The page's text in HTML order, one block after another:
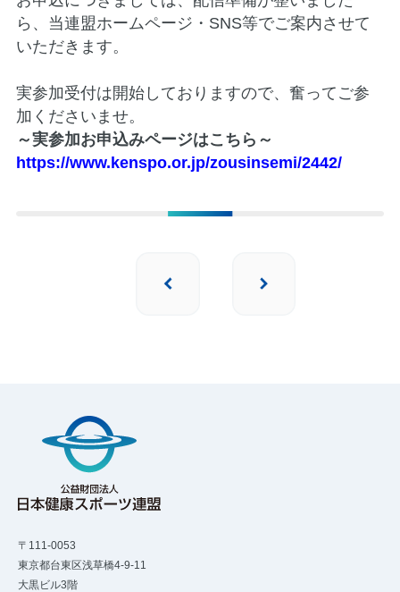
ら、当連盟ホームページ・SNS等でご案内させて
いただきます。
実参加受付は開始しておりますので、奮ってご参
加くださいませ。
～実参加お申込みページはこちら～
https://www.kenspo.or.jp/zousinsemi/2442/
〒111-0053
東京都台東区浅草橋4-9-11
大黒ビル3階